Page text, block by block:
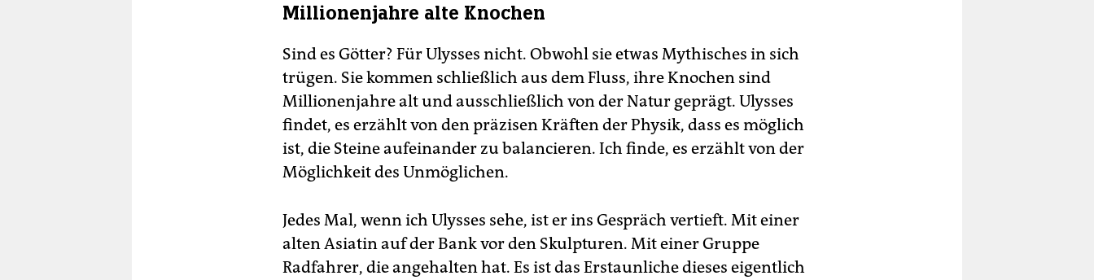
Millionenjahre alte Knochen
Sind es Götter? Für Ulysses nicht. Obwohl sie etwas Mythisches in sich
trügen. Sie kommen schließlich aus dem Fluss, ihre Knochen sind
Millionenjahre alt und ausschließlich von der Natur geprägt. Ulysses
findet, es erzählt von den präzisen Kräften der Physik, dass es möglich
ist, die Steine aufeinander zu balancieren. Ich finde, es erzählt von der
Möglichkeit des Unmöglichen.
Jedes Mal, wenn ich Ulysses sehe, ist er ins Gespräch vertieft. Mit einer
alten Asiatin auf der Bank vor den Skulpturen. Mit einer Gruppe
Radfahrer, die angehalten hat. Es ist das Erstaunliche dieses eigentlich